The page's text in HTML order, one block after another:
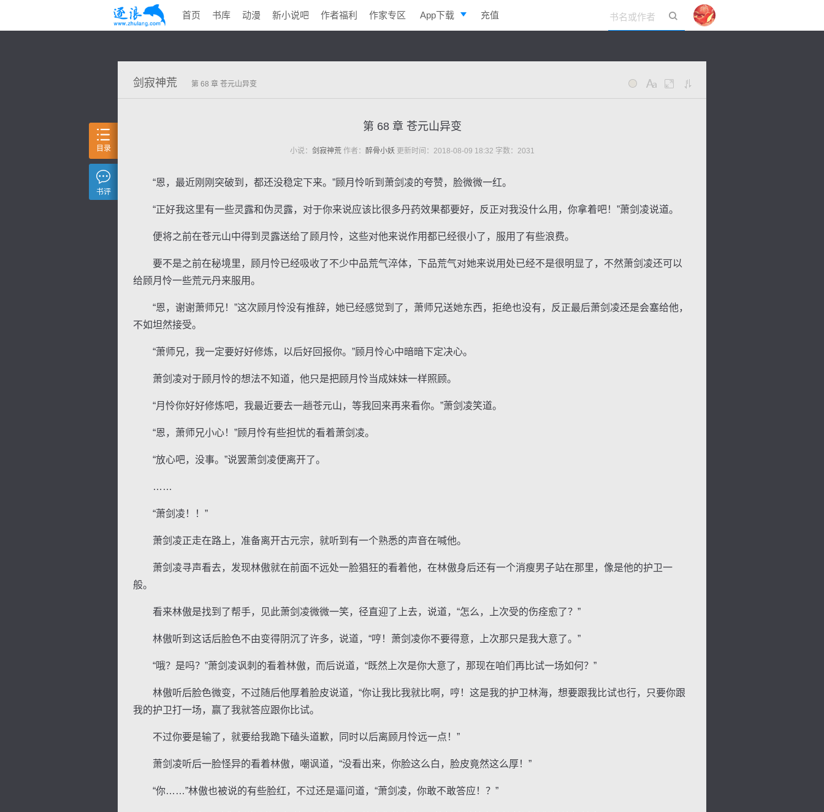
首页 书库 动漫 新小说吧 作者福利 作家专区 App下载 充值
剑寂神荒 第 68 章 苍元山异变
第 68 章 苍元山异变
小说： 剑寂神荒作者： 醉骨小妖更新时间：2018-08-09 18:32 字数：2031
“恩，最近刚刚突破到，都还没稳定下来。”顾月怜听到萧剑凌的夸赞，脸微微一红。
“正好我这里有一些灵露和伪灵露，对于你来说应该比很多丹药效果都要好，反正对我没什么用，你拿着吧！”萧剑凌说道。
便将之前在苍元山中得到灵露送给了顾月怜，这些对他来说作用都已经很小了，服用了有些浪费。
要不是之前在秘境里，顾月怜已经吸收了不少中品荒气淬体，下品荒气对她来说用处已经不是很明显了，不然萧剑凌还可以
给顾月怜一些荒元丹来服用。
“恩，谢谢萧师兄！”这次顾月怜没有推辞，她已经感觉到了，萧师兄送她东西，拒绝也没有，反正最后萧剑凌还是会塞给他，
不如坦然接受。
“萧师兄，我一定要好好修炼，以后好回报你。”顾月怜心中暗暗下定决心。
萧剑凌对于顾月怜的想法不知道，他只是把顾月怜当成妹妹一样照顾。
“月怜你好好修炼吧，我最近要去一趟苍元山，等我回来再来看你。”萧剑凌笑道。
“恩，萧师兄小心！”顾月怜有些担忧的看着萧剑凌。
“放心吧，没事。”说罢萧剑凌便离开了。
……
“萧剑凌！！”
萧剑凌正走在路上，准备离开古元宗，就听到有一个熟悉的声音在喊他。
萧剑凌寻声看去，发现林傲就在前面不远处一脸猖狂的看着他，在林傲身后还有一个消瘦男子站在那里，像是他的护卫一
般。
看来林傲是找到了帮手，见此萧剑凌微微一笑，径直迎了上去，说道，“怎么，上次受的伤痊愈了？”
林傲听到这话后脸色不由变得阴沉了许多，说道，“哼！萧剑凌你不要得意，上次那只是我大意了。”
“哦？是吗？”萧剑凌讽刺的看着林傲，而后说道，“既然上次是你大意了，那现在咱们再比试一场如何？”
林傲听后脸色微变，不过随后他厚着脸皮说道，“你让我比我就比啊，哼！这是我的护卫林海，想要跟我比试也行，只要你跟
我的护卫打一场，赢了我就答应跟你比试。
不过你要是输了，就要给我跪下磕头道歉，同时以后离顾月怜远一点！”
萧剑凌听后一脸怪异的看着林傲，嘲讽道，“没看出来，你脸这么白，脸皮竟然这么厚！”
“你……”林傲也被说的有些脸红，不过还是逼问道，“萧剑凌，你敢不敢答应！？”
目录
书评